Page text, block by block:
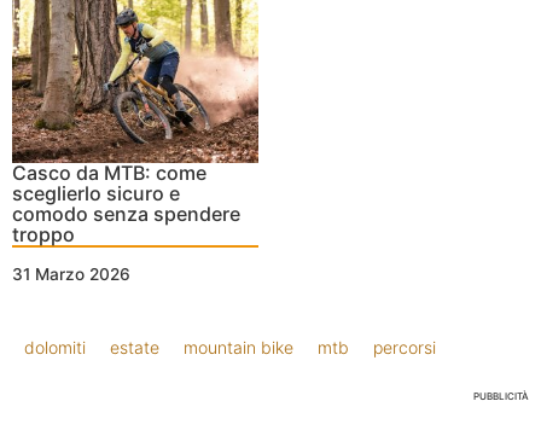
Casco da MTB: come
sceglierlo sicuro e
comodo senza spendere
troppo
31 Marzo 2026
dolomiti estate mountain bike mtb percorsi
PUBBLICITÀ